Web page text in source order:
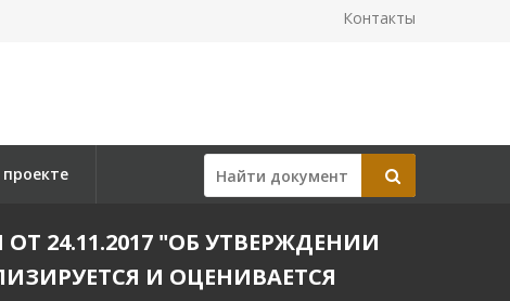
Контакты
24.11.2017 "ОБ УТВЕРЖДЕНИИ
И ОЦЕНИВАЕТСЯ